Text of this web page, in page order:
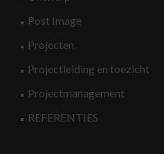
Post Image
Projecten
Projectleiding en toezicht
Projectmanagement
REFERENTIES